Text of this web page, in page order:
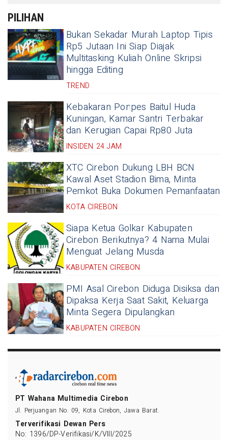
PILIHAN
Bukan Sekadar Murah Laptop Tipis
Rp5 Jutaan Ini Siap Diajak
Multitasking Kuliah Online Skripsi
hingga Editing
TREND
Kebakaran Ponpes Baitul Huda
Kuningan, Kamar Santri Terbakar
dan Kerugian Capai Rp80 Juta
INSIDEN 24 JAM
XTC Cirebon Dukung LBH BCN
Kawal Aset Stadion Bima, Minta
Pemkot Buka Dokumen Pemanfaatan
KOTA CIREBON
Siapa Ketua Golkar Kabupaten
Cirebon Berikutnya? 4 Nama Mulai
Menguat Jelang Musda
KABUPATEN CIREBON
PMI Asal Cirebon Diduga Disiksa dan
Dipaksa Kerja Saat Sakit, Keluarga
Minta Segera Dipulangkan
KABUPATEN CIREBON
PT Wahana Multimedia Cirebon
Jl. Perjuangan No. 09, Kota Cirebon, Jawa Barat.
Terverifikasi Dewan Pers
No: 1396/DP-Verifikasi/K/VIII/2025